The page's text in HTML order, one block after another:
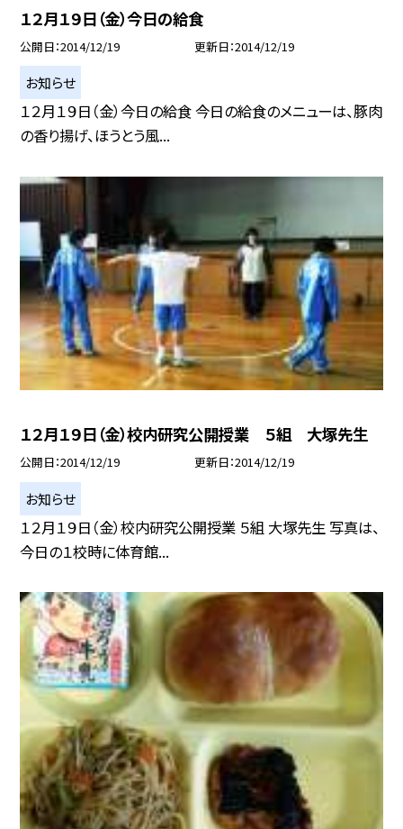
１２月１９日（金）今日の給食
公開日 2014/12/19 更新日 2014/12/19
お知らせ
１２月１９日（金）今日の給食 今日の給食のメニューは、豚肉
の香り揚げ、ほうとう風...
１２月１９日（金）校内研究公開授業 ５組 大塚先生
公開日 2014/12/19 更新日 2014/12/19
お知らせ
１２月１９日（金）校内研究公開授業 ５組 大塚先生 写真は、
今日の１校時に体育館...